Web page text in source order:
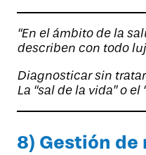
“En el ámbito de la
describen con todo
Diagnosticar sin
La “sal de la vida” o
8) Gestión